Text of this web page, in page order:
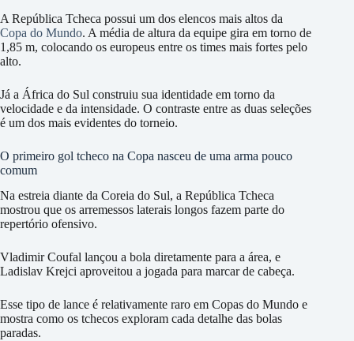
A República Tcheca possui um dos elencos mais altos da
Copa do Mundo. A média de altura da equipe gira em torno de
1,85 m, colocando os europeus entre os times mais fortes pelo
alto.
Já a África do Sul construiu sua identidade em torno da
velocidade e da intensidade. O contraste entre as duas seleções
é um dos mais evidentes do torneio.
O primeiro gol tcheco na Copa nasceu de uma arma pouco
comum
Na estreia diante da Coreia do Sul, a República Tcheca
mostrou que os arremessos laterais longos fazem parte do
repertório ofensivo.
Vladimir Coufal lançou a bola diretamente para a área, e
Ladislav Krejci aproveitou a jogada para marcar de cabeça.
Esse tipo de lance é relativamente raro em Copas do Mundo e
mostra como os tchecos exploram cada detalhe das bolas
paradas.